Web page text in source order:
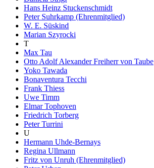
Hans Heinz Stuckenschmidt
Peter Suhrkamp (Ehrenmitglied)
W. E. Süskind
Marian Szyrocki
T
Max Tau
Otto Adolf Alexander Freiherr von Taube
Yoko Tawada
Bonaventura Tecchi
Frank Thiess
Uwe Timm
Elmar Tophoven
Friedrich Torberg
Peter Turrini
U
Hermann Uhde-Bernays
Regina Ullmann
Fritz von Unruh (Ehrenmitglied)